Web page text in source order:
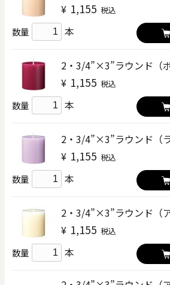
¥ 1,155 税込
数量 本
2・3/4”×3”ラウンド（ボ
¥ 1,155 税込
数量 本
2・3/4”×3”ラウンド（
¥ 1,155 税込
数量 本
2・3/4”×3”ラウンド（ア
¥ 1,155 税込
数量 本